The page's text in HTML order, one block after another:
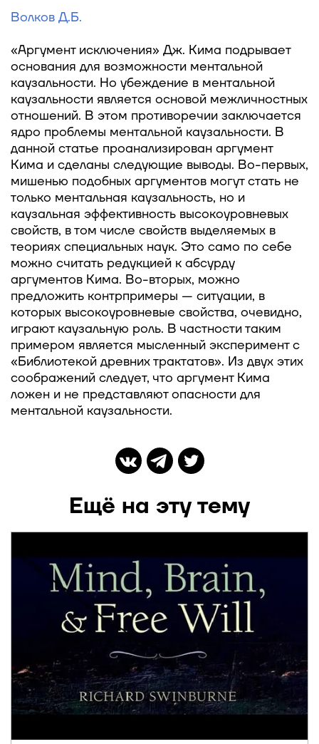
Волков Д.Б.
«Аргумент исключения» Дж. Кима подрывает
основания для возможности ментальной
каузальности. Но убеждение в ментальной
каузальности является основой межличностных
отношений. В этом противоречии заключается
ядро проблемы ментальной каузальности. В
данной статье проанализирован аргумент
Кима и сделаны следующие выводы. Во-первых,
мишенью подобных аргументов могут стать не
только ментальная каузальность, но и
каузальная эффективность высокоуровневых
свойств, в том числе свойств выделяемых в
теориях специальных наук. Это само по себе
можно считать редукцией к абсурду
аргументов Кима. Во-вторых, можно
предложить контрпримеры — ситуации, в
которых высокоуровневые свойства, очевидно,
играют каузальную роль. В частности таким
примером является мысленный эксперимент с
«Библиотекой древних трактатов». Из двух этих
соображений следует, что аргумент Кима
ложен и не представляют опасности для
ментальной каузальности.
Ещё на эту тему